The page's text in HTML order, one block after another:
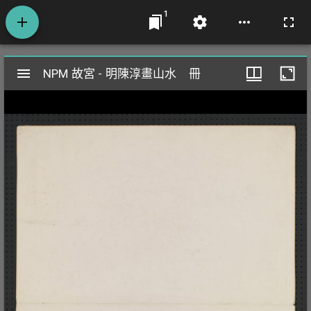
1
Mirador
閱
覽
器
NPM 故宮 - 明陳淳畫山水 冊
NPM 故宮 - 明陳淳畫山水 冊